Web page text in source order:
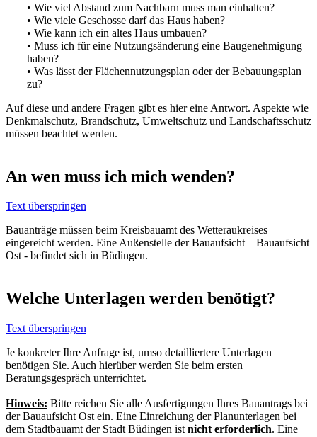
• Wie viel Abstand zum Nachbarn muss man einhalten?
• Wie viele Geschosse darf das Haus haben?
• Wie kann ich ein altes Haus umbauen?
• Muss ich für eine Nutzungsänderung eine Baugenehmigung
haben?
• Was lässt der Flächennutzungsplan oder der Bebauungsplan
zu?
Auf diese und andere Fragen gibt es hier eine Antwort. Aspekte wie
Denkmalschutz, Brandschutz, Umweltschutz und Landschaftsschutz
müssen beachtet werden.
An wen muss ich mich wenden?
Text überspringen
Bauanträge müssen beim Kreisbauamt des Wetteraukreises
eingereicht werden. Eine Außenstelle der Bauaufsicht – Bauaufsicht
Ost - befindet sich in Büdingen.
Welche Unterlagen werden benötigt?
Text überspringen
Je konkreter Ihre Anfrage ist, umso detailliertere Unterlagen
benötigen Sie. Auch hierüber werden Sie beim ersten
Beratungsgespräch unterrichtet.
Hinweis: Bitte reichen Sie alle Ausfertigungen Ihres Bauantrags bei
der Bauaufsicht Ost ein. Eine Einreichung der Planunterlagen bei
dem Stadtbauamt der Stadt Büdingen ist nicht erforderlich. Eine